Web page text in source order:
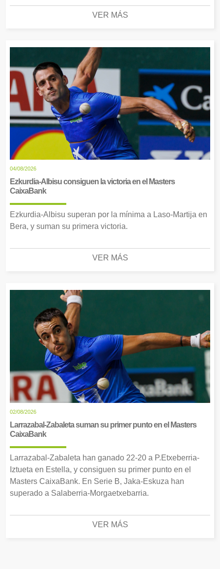
VER MÁS
04/08/2026
Ezkurdia-Albisu consiguen la victoria en el Masters
CaixaBank
Ezkurdia-Albisu superan por la mínima a Laso-Martija en
Bera, y suman su primera victoria.
VER MÁS
02/08/2026
Larrazabal-Zabaleta suman su primer punto en el Masters
CaixaBank
Larrazabal-Zabaleta han ganado 22-20 a P.Etxeberria-
Iztueta en Estella, y consiguen su primer punto en el
Masters CaixaBank. En Serie B, Jaka-Eskuza han
superado a Salaberria-Morgaetxebarria.
VER MÁS